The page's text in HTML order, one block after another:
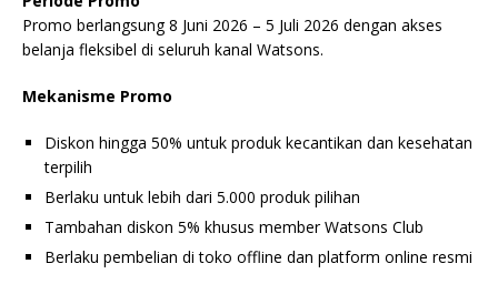
Promo berlangsung 8 Juni 2026 – 5 Juli 2026 dengan akses
belanja fleksibel di seluruh kanal Watsons.
Mekanisme Promo
Diskon hingga 50% untuk produk kecantikan dan kesehatan
terpilih
Berlaku untuk lebih dari 5.000 produk pilihan
Tambahan diskon 5% khusus member Watsons Club
Berlaku pembelian di toko offline dan platform online resmi